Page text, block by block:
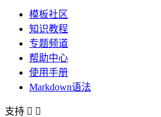
模板社区
知识教程
专题频道
帮助中心
使用手册
Markdown语法
支持  